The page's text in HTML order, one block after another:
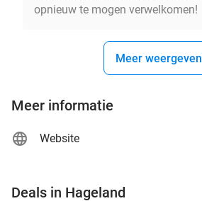
opnieuw te mogen verwelkomen!
Meer weergeven
Meer informatie
Website
Deals in Hageland